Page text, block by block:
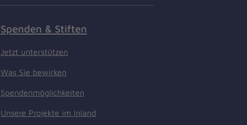
Spenden & Stiften
Jetzt unterstützen
Was Sie bewirken
Spendenmöglichkeiten
Unsere Projekte im Inland